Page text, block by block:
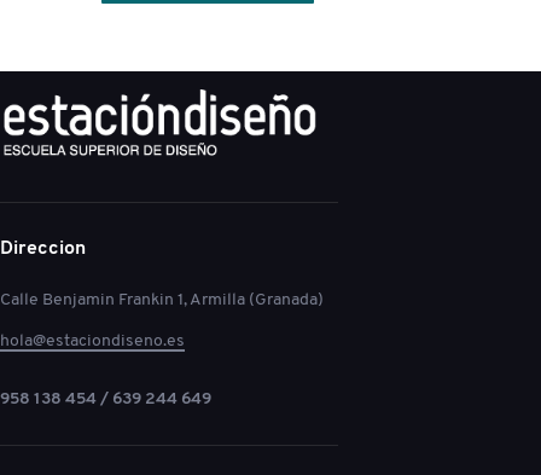
Direccion
Calle Benjamin Frankin 1, Armilla (Granada)
hola@estaciondiseno.es
958 138 454 / 639 244 649